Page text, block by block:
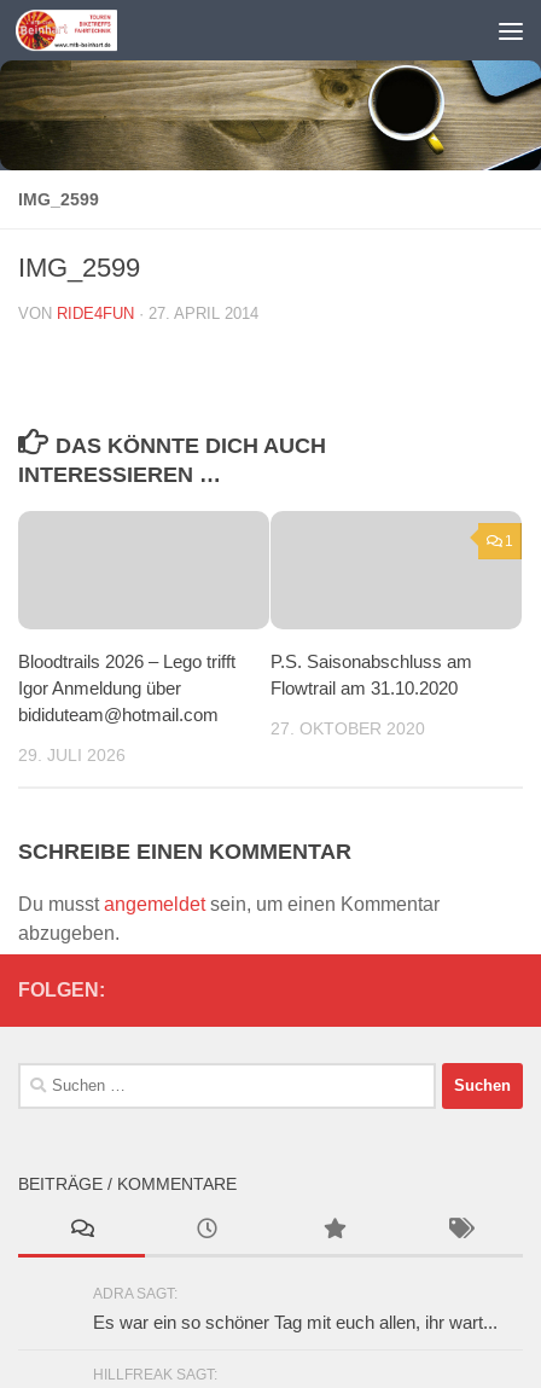
Zum Inhalt springen
IMG_2599
IMG_2599
VON RIDE4FUN · 27. APRIL 2014
DAS KÖNNTE DICH AUCH
INTERESSIEREN …
Bloodtrails 2026 – Lego trifft
Igor Anmeldung über
bididuteam@hotmail.com
29. JULI 2026
1
P.S. Saisonabschluss am
Flowtrail am 31.10.2020
27. OKTOBER 2020
SCHREIBE EINEN KOMMENTAR
Du musstangemeldetsein, um einen Kommentar
abzugeben.
FOLGEN:
Suchen
nach:
BEITRÄGE / KOMMENTARE
ADRA SAGT:
Es war ein so schöner Tag mit euch allen, ihr wart...
HILLFREAK SAGT: